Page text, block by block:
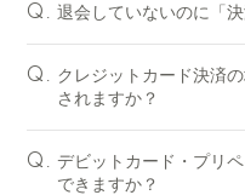
Q. 退会していないのに「
Q. クレジットカード決済
されますか？
Q. デビットカード・プリ
できますか？